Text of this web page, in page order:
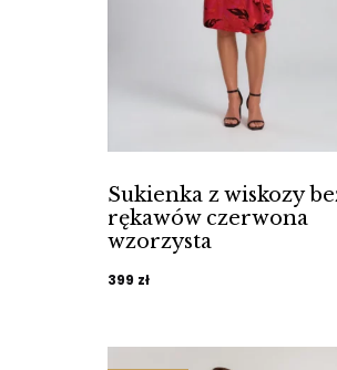
Sukienka z wiskozy
rękawów czerwona
wzorzysta
399 zł